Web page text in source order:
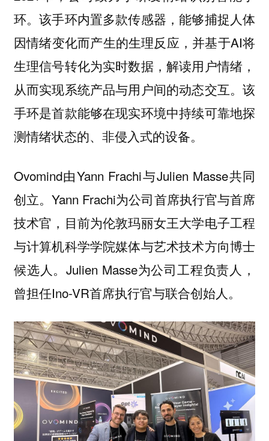
环。该手环内置多款传感器，能够捕捉人体
因情绪变化而产生的生理反应，并基于AI将
生理信号转化为实时数据，解读用户情绪，
从而实现系统产品与用户间的动态交互。该
手环是首款能够在现实环境中持续可靠地探
测情绪状态的、非侵入式的设备。
Ovomind由Yann Frachi与Julien Masse共同
创立。Yann Frachi为公司首席执行官与首席
技术官，目前为伦敦玛丽女王大学电子工程
与计算机科学学院媒体与艺术技术方向博士
候选人。Julien Masse为公司工程负责人，
曾担任Ino-VR首席执行官与联合创始人。